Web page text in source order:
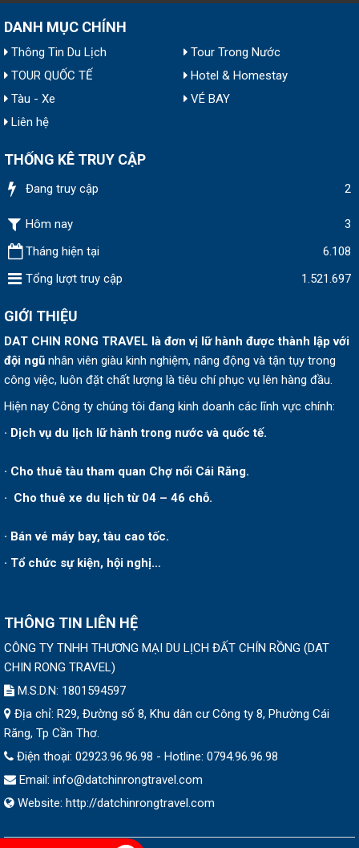
DANH MỤC CHÍNH
Thông Tin Du Lịch
Tour Trong Nước
TOUR QUỐC TẾ
Hotel & Homestay
Tàu - Xe
VÉ BAY
Liên hệ
THỐNG KÊ TRUY CẬP
Đang truy cập 2
Hôm nay
3
Tháng hiện tại
6.108
Tổng lượt truy cập
1.521.697
GIỚI THIỆU
DAT CHIN RONG TRAVEL là đơn vị lữ hành được thành lập với
đội ngũ nhân viên giàu kinh nghiệm, năng động và tận tụy trong
công việc, luôn đặt chất lượng là tiêu chí phục vụ lên hàng đầu.
Hiện nay Công ty chúng tôi đang kinh doanh các lĩnh vực chính:
· Dịch vụ du lịch lữ hành trong nước và quốc tế.
· Cho thuê tàu tham quan Chợ nổi Cái Răng.
· Cho thuê xe du lịch từ 04 – 46 chỗ.
· Bán vé máy bay, tàu cao tốc.
· Tổ chức sự kiện, hội nghị…
THÔNG TIN LIÊN HỆ
CÔNG TY TNHH THƯƠNG MẠI DU LỊCH ĐẤT CHÍN RỒNG (DAT
CHIN RONG TRAVEL)
M.S.D.N: 1801594597
Địa chỉ: R29, Đường số 8, Khu dân cư Công ty 8, Phường Cái
Răng, Tp Cần Thơ.
Điện thoại: 02923.96.96.98 - Hotline: 0794.96.96.98
Email: info@datchinrongtravel.com
Website: http://datchinrongtravel.com